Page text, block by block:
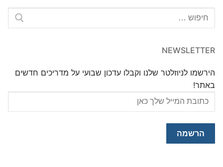
חפש:
NEWSLETTER
הירשמו לניוזלטר שלנו וקבלו עדכון שבועי על מדריכים חדשים
באתר!